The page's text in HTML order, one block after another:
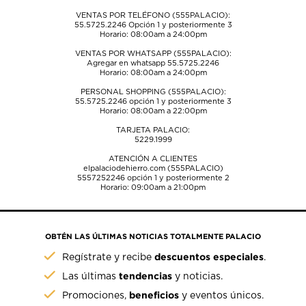
VENTAS POR TELÉFONO (555PALACIO):
55.5725.2246Opción 1 y posteriormente 3
Horario: 08:00am a 24:00pm
VENTAS POR WHATSAPP (555PALACIO):
Agregar en whatsapp 55.5725.2246
Horario: 08:00am a 24:00pm
PERSONAL SHOPPING (555PALACIO):
55.5725.2246opción 1 y posteriormente 3
Horario: 08:00am a 22:00pm
TARJETA PALACIO:
5229.1999
ATENCIÓN A CLIENTES
elpalaciodehierro.com (555PALACIO)
5557252246opción 1 y posteriormente 2
Horario: 09:00am a 21:00pm
OBTÉN LAS ÚLTIMAS NOTICIAS TOTALMENTE PALACIO
Regístrate y recibedescuentos especiales.
Las últimastendencias y noticias.
Promociones, beneficios y eventos únicos.